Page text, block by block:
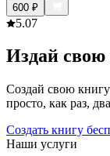
600 ₽
5.07
Издай свою
Создай свою
просто, как раз,
Создать книгу
Наши услуги